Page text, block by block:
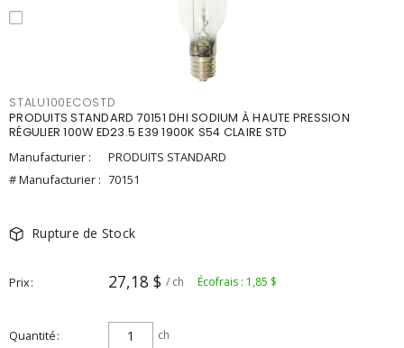
STALU100ECOSTD
PRODUITS STANDARD 70151 DHI SODIUM À HAUTE PRESSION
RÉGULIER 100W ED23.5 E39 1900K S54 CLAIRE STD
Manufacturier :
PRODUITS STANDARD
# Manufacturier : 70151
Rupture de Stock
Prix 27,18 $ / ch Écofrais : 1,85 $
Quantité ch